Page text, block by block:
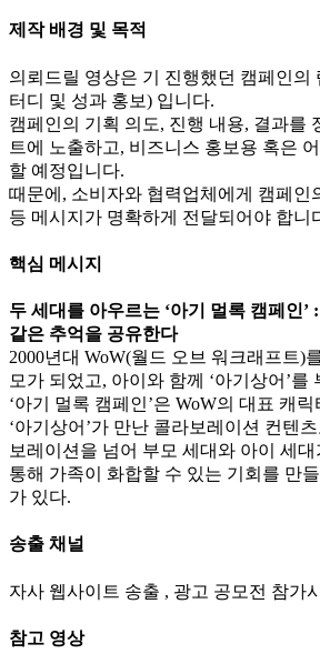
제작 배경 및 목적
의뢰드릴 영상은 기 진행했던 캠페인의
터디 및 성과 홍보) 입니다.
캠페인의 기획 의도, 진행 내용, 결과를
트에 노출하고, 비즈니스 홍보용 혹은
할 예정입니다.
때문에, 소비자와 협력업체에게 캠페인
등 메시지가 명확하게 전달되어야 합니
핵심 메시지
두 세대를 아우르는 ‘아기 멀록 캠페인’
같은 추억을 공유한다
2000년대 WoW(월드 오브 워크래프트)
모가 되었고, 아이와 함께 ‘아기상어’를
‘아기 멀록 캠페인’은 WoW의 대표 캐릭
‘아기상어’가 만난 콜라보레이션 컨텐
보레이션을 넘어 부모 세대와 아이 세
통해 가족이 화합할 수 있는 기회를 만
가 있다.
송출 채널
자사 웹사이트 송출 , 광고 공모전 참가
참고 영상